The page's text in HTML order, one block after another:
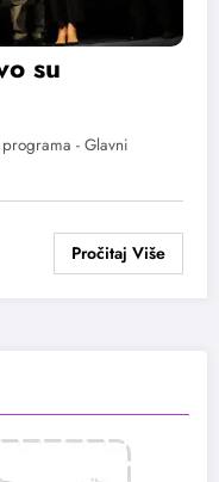
su
- Glavni